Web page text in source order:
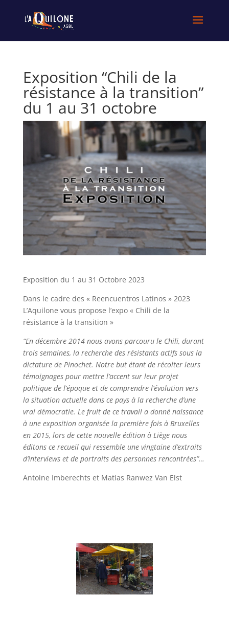
Exposition “Chili de la
résistance à la transition”
du 1 au 31 octobre
Exposition du 1 au 31 Octobre 2023
Dans le cadre des « Reencuentros Latinos » 2023
L’Aquilone vous propose l’expo « Chili de la
résistance à la transition »
“En décembre 2014 nous avons parcouru le Chili, durant
trois semaines, la recherche des résistants actifs sous la
dictature de Pinochet. Notre but étant de récolter leurs
témoignages pour mettre l’accent sur leur projet
politique de l’époque et de comprendre l’évolution vers
la situation actuelle dans ce pays à la recherche d’une
vrai démocratie. Le fruit de ce travail a donné naissance
à une exposition organisée la première fois à Bruxelles
en 2015, lors de cette nouvelle édition à Liège nous
éditons ce recueil qui ressemble une vingtaine d’extraits
d’interviews et de portraits des personnes rencontrées”…
Antoine Imberechts et Matias Ranwez Van Elst